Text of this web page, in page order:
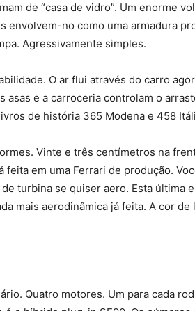
de “casa de vidro”. Um enorme
envolvem-no como uma armadura
Agressivamente simples.
O ar flui através do carro
asas e a carroceria controlam o
de história 365 Modena e 458
Vinte e três centímetros na
feita em uma Ferrari de produção.
turbina se quiser aero. Esta última
mais aerodinâmica já feita. A cor
Quatro motores. Um para cada